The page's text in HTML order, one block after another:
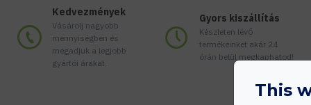
Kedvezmények
Vásárolj nagyobb
mennyiségben és
megadjuk a legjobb
gyártói árakat.
Gyors kiszállítás
Készleten lévő
termékeinket akár 24
órán belül megkaphatod!
This